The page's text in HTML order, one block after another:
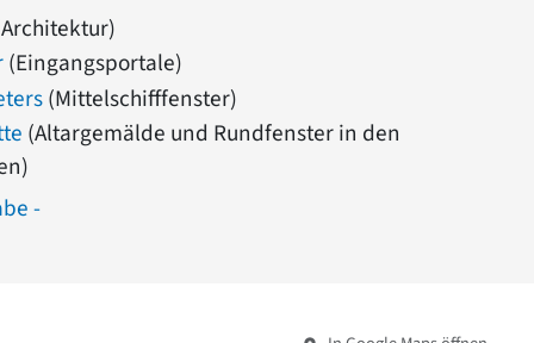
(Eingangsportale)
(Mittelschifffenster)
(Altargemälde und Rundfenster in den
-